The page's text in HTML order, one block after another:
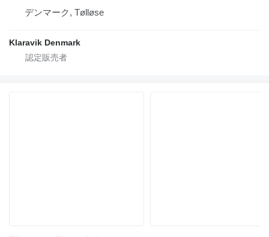
デンマーク, Tølløse
Klaravik Denmark